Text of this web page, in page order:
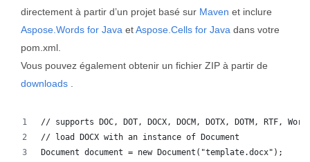
directement à partir d’un projet basé sur Maven et inclure
Aspose.Words for Java etAspose.Cells for Java dans votre
pom.xml.
Vous pouvez également obtenir un fichier ZIP à partir de
downloads
// supports DOC, DOT, DOCX, DOCM, DOTX, DOTM, RTF,
// load DOCX with an instance of Document
Document document = new Document("template.docx");